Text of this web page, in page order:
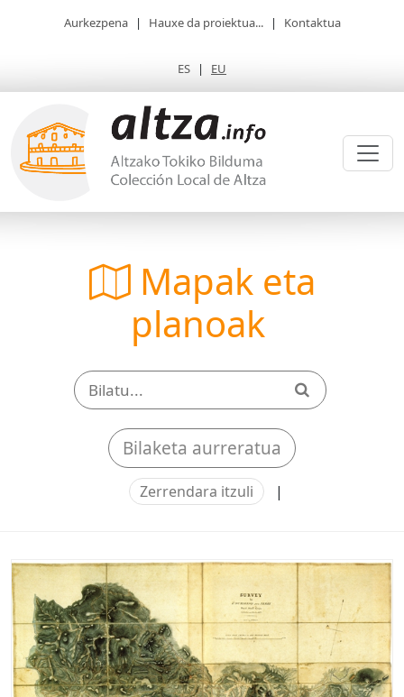
Aurkezpena | Hauxe da proiektua... | Kontaktua
ES | EU
Mapak eta
planoak
Bilaketa aurreratua
Zerrendara itzuli |